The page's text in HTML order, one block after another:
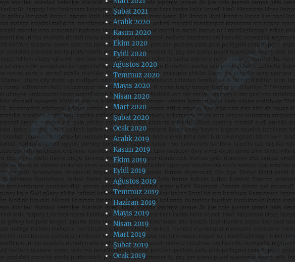
Şubat 2021
Aralık 2020
Kasım 2020
Ekim 2020
Eylül 2020
Ağustos 2020
Temmuz 2020
Mayıs 2020
Nisan 2020
Mart 2020
Şubat 2020
Ocak 2020
Aralık 2019
Kasım 2019
Ekim 2019
Eylül 2019
Ağustos 2019
Temmuz 2019
Haziran 2019
Mayıs 2019
Nisan 2019
Mart 2019
Şubat 2019
Ocak 2019